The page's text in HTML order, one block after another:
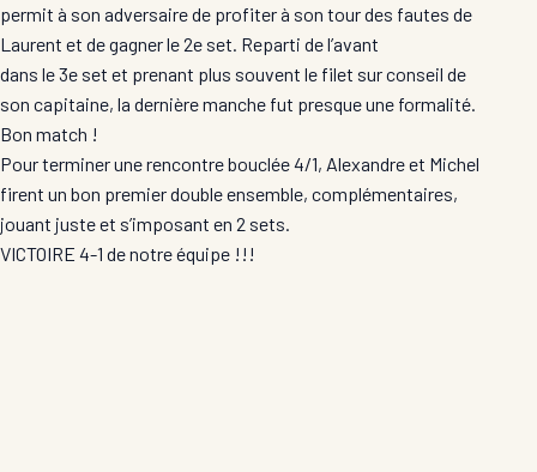
permit à son adversaire de profiter à son tour des fautes de
Laurent et de gagner le 2e set. Reparti de l’avant
dans le 3e set et prenant plus souvent le filet sur conseil de
son capitaine, la dernière manche fut presque une formalité.
Bon match !
Pour terminer une rencontre bouclée 4/1, Alexandre et Michel
firent un bon premier double ensemble, complémentaires,
jouant juste et s’imposant en 2 sets.
VICTOIRE 4-1 de notre équipe !!!